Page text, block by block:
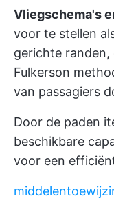
Vliegschema's
voor te stellen
gerichte randen,
Fulkerson
van passagiers
Door de paden
beschikbare
voor een